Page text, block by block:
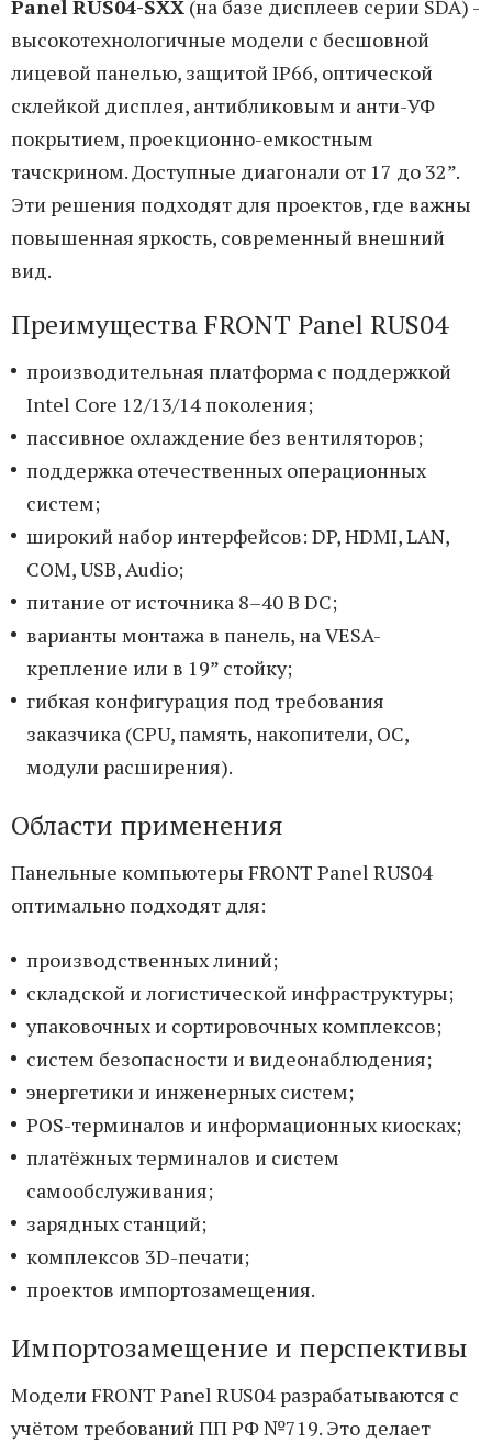
Panel RUS04-SXX (на базе дисплеев серии SDA) -
высокотехнологичные модели с бесшовной
лицевой панелью, защитой IP66, оптической
склейкой дисплея, антибликовым и анти-УФ
покрытием, проекционно-емкостным
тачскрином. Доступные диагонали от 17 до 32”.
Эти решения подходят для проектов, где важны
повышенная яркость, современный внешний
вид.
Преимущества FRONT Panel RUS04
производительная платформа с поддержкой
Intel Core 12/13/14 поколения;
пассивное охлаждение без вентиляторов;
поддержка отечественных операционных
систем;
широкий набор интерфейсов: DP, HDMI, LAN,
COM, USB, Audio;
питание от источника 8–40 В DC;
варианты монтажа в панель, на VESA-
крепление или в 19” стойку;
гибкая конфигурация под требования
заказчика (CPU, память, накопители, ОС,
модули расширения).
Области применения
Панельные компьютеры FRONT Panel RUS04
оптимально подходят для:
производственных линий;
складской и логистической инфраструктуры;
упаковочных и сортировочных комплексов;
систем безопасности и видеонаблюдения;
энергетики и инженерных систем;
POS-терминалов и информационных киосках;
платёжных терминалов и систем
самообслуживания;
зарядных станций;
комплексов 3D-печати;
проектов импортозамещения.
Импортозамещение и перспективы
Модели FRONT Panel RUS04 разрабатываются с
учётом требований ПП РФ №719. Это делает